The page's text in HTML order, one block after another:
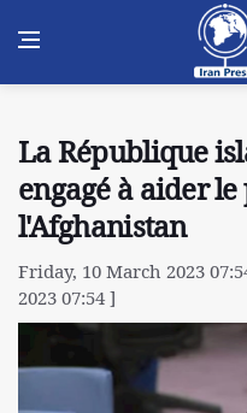
La République
engagé à aider
l'Afghanistan
Friday, 10 March 2023
2023 07:54 ]